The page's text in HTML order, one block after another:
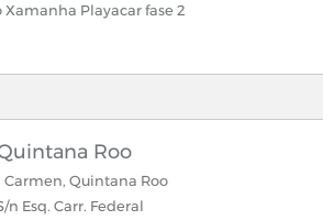
Xamanha Playacar fase 2
Roo
Carmen, Quintana Roo
n Esq. Carr. Federal